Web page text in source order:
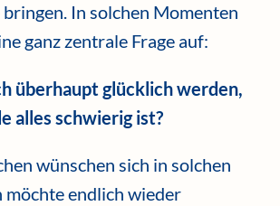
In solchen Momenten
ganz zentrale Frage auf:
überhaupt glücklich werden,
alles schwierig ist?
wünschen sich in solchen
möchte endlich wieder